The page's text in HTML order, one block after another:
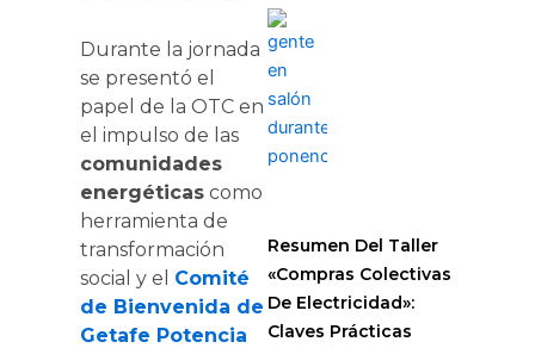
Durante la jornada
se presentó el
papel de la OTC en
el impulso de las
comunidades
energéticas como
herramienta de
transformación
social y el Comité
de Bienvenida de
Getafe Potencia
Resumen Del Taller
«Compras Colectivas
De Electricidad»:
Claves Prácticas